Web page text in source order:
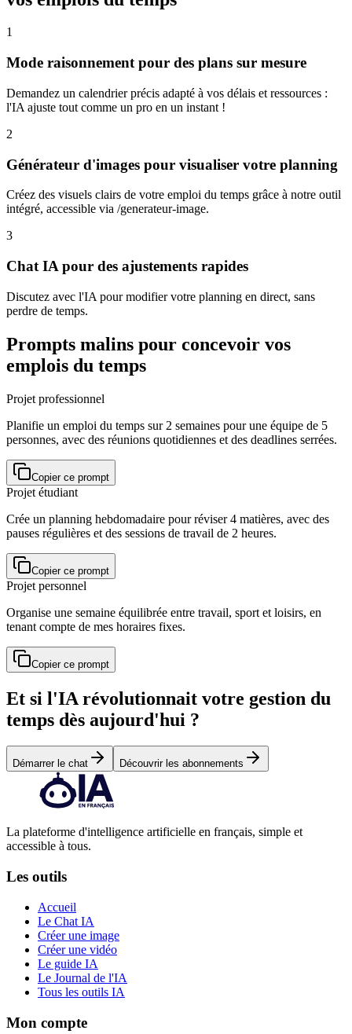
1
Mode raisonnement pour des plans sur mesure
Demandez un calendrier précis adapté à vos délais et ressources :
l'IA ajuste tout comme un pro en un instant !
2
Générateur d'images pour visualiser votre planning
Créez des visuels clairs de votre emploi du temps grâce à notre outil
intégré, accessible via /generateur-image.
3
Chat IA pour des ajustements rapides
Discutez avec l'IA pour modifier votre planning en direct, sans
perdre de temps.
Prompts malins pour concevoir vos
emplois du temps
Projet professionnel
Planifie un emploi du temps sur 2 semaines pour une équipe de 5
personnes, avec des réunions quotidiennes et des deadlines serrées.
Copier ce prompt
Projet étudiant
Crée un planning hebdomadaire pour réviser 4 matières, avec des
pauses régulières et des sessions de travail de 2 heures.
Copier ce prompt
Projet personnel
Organise une semaine équilibrée entre travail, sport et loisirs, en
tenant compte de mes horaires fixes.
Copier ce prompt
Et si l'IA révolutionnait votre gestion du
temps dès aujourd'hui ?
Démarrer le chat Découvrir les abonnements
La plateforme d'intelligence artificielle en français, simple et
accessible à tous.
Les outils
Accueil
Le Chat IA
Créer une image
Créer une vidéo
Le guide IA
Le Journal de l'IA
Tous les outils IA
Mon compte